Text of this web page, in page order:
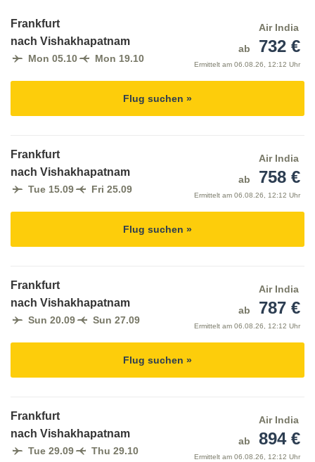
Frankfurt
nach Vishakhapatnam
Mon 05.10 Mon 19.10
Air India
ab
732 €
Ermittelt am 06.08.26, 12:12 Uhr
Flug suchen »
Frankfurt
nach Vishakhapatnam
Tue 15.09 Fri 25.09
Air India
ab
758 €
Ermittelt am 06.08.26, 12:12 Uhr
Flug suchen »
Frankfurt
nach Vishakhapatnam
Sun 20.09 Sun 27.09
Air India
ab
787 €
Ermittelt am 06.08.26, 12:12 Uhr
Flug suchen »
Frankfurt
nach Vishakhapatnam
Tue 29.09 Thu 29.10
Air India
ab
894 €
Ermittelt am 06.08.26, 12:12 Uhr